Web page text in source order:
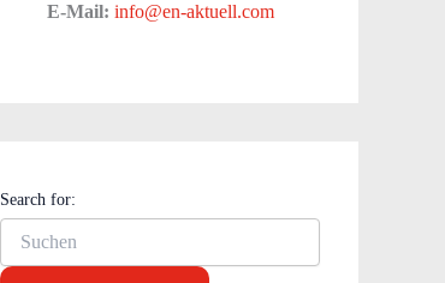
E-Mail: info@en-aktuell.com
Search for: